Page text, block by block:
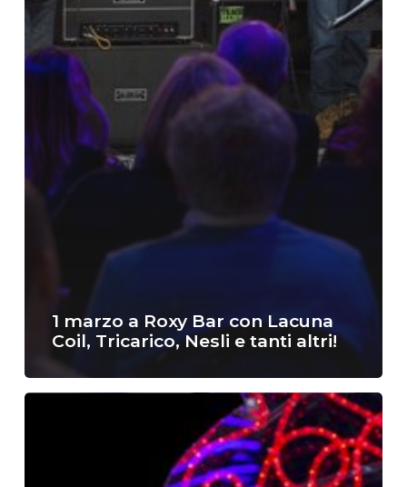
1 marzo a Roxy Bar con Lacuna
Coil, Tricarico, Nesli e tanti altri!